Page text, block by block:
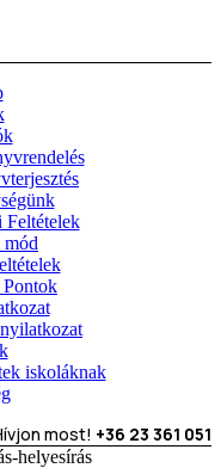
Feltételek
mód
iskoláknak
most! +36 23 361 051
helyesírás